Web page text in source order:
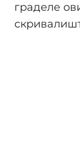
граделе